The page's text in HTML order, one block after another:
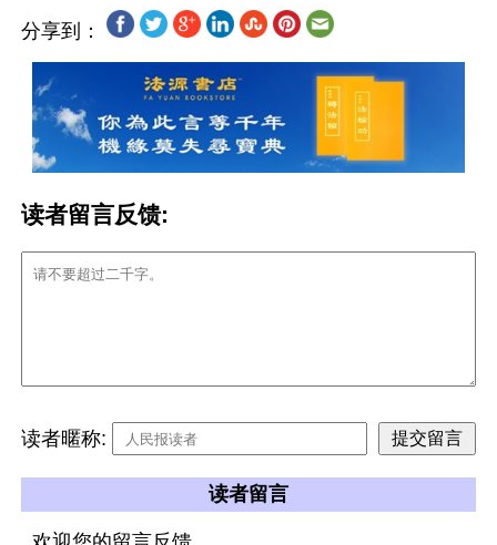
分享到：
读者留言反馈:
读者暱称:
读者留言